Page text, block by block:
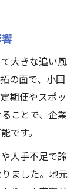
大きな追い風
の面で、小回
期便やスポッ
ことで、企業
です。
人手不足で諦
ました。地元